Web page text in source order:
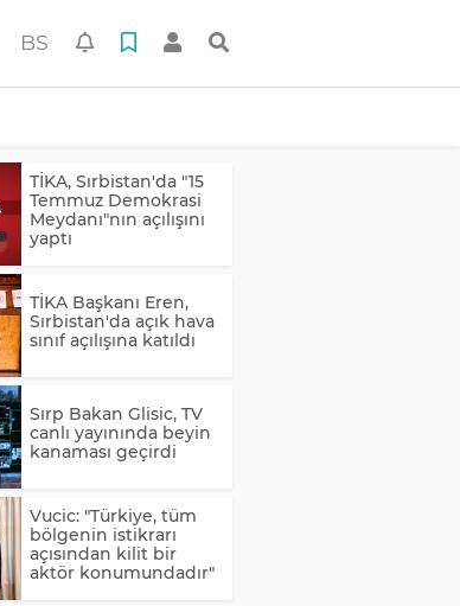
BS
TİKA, Sırbistan'da "15
Temmuz Demokrasi
Meydanı"nın açılışını
yaptı
TİKA Başkanı Eren,
Sırbistan'da açık hava
sınıf açılışına katıldı
Sırp Bakan Glisic, TV
canlı yayınında beyin
kanaması geçirdi
Vucic: "Türkiye, tüm
bölgenin istikrarı
açısından kilit bir
aktör konumundadır"